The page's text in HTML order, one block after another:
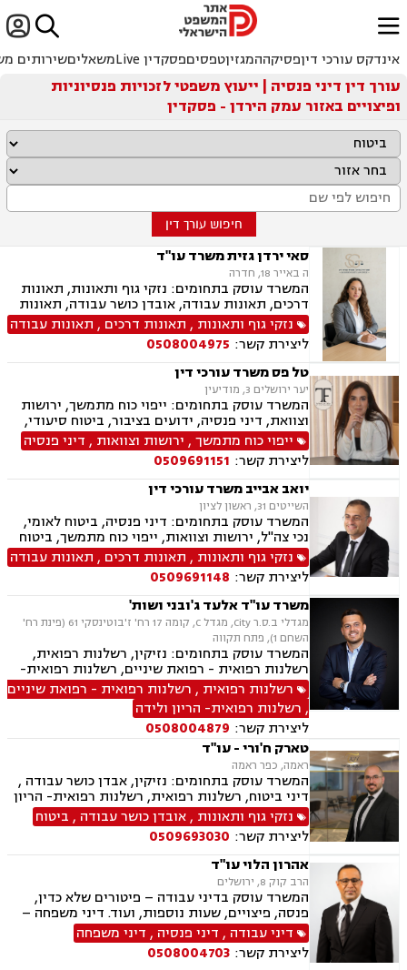

ﱐ
אינדקס עורכי דיןפסיקההמגזיןטפסיםפסקדין Live משאליםשירותים
עורך דין דיני פנסיה | ייעוץ משפטי לזכויות פנסיוניות
ופיצויים באזור עמק הירדן - פסקדין
חיפוש עורך דין
סאי ירדן גזית משרד עו"ד
ה באייר 18, חדרה
המשרד עוסק בתחומים: נזקי גוף ותאונות, תאונות
דרכים, תאונות עבודה, אובדן כושר עבודה, תאונות
תלמידים, תאונות ספורט, תאונות עקב רשלנות, צבא
ומשרד הביטחון, תביעות ביטוח ונזקי רכוש, ביטוח
סיעודי, פנסיה, הורות חד מינית, גישור
נזקי גוף ותאונות , תאונות דרכים , תאונות עבודה
ליצירת קשר: 0508004975
טל פס משרד עורכי דין
יער ירושלים 3, מודיעין
המשרד עוסק בתחומים: ייפוי כוח מתמשך, ירושות
וצוואת, דיני פנסיה, ידועים בציבור, ביטוח סיעודי,
תביעות ביטוח ונזקי רכוש
ייפוי כוח מתמשך, ירושות וצוואות , דיני פנסיה
ליצירת קשר: 0509691151
יואב אבייב משרד עורכי דין
השייטים 31, ראשון לציון
המשרד עוסק בתחומים: דיני פנסיה, ביטוח לאומי,
נכי צה"ל, ירושות וצוואות, ייפוי כוח מתמשך, ביטוח
סיעודי, תביעות ביטוח ונזקי רכוש, נזקי גוף ותאונות,
תאונות דרכים, תאונות עבודה, בריאות הנפש, אובדן
כושר עבודה, תאונות תלמידים, רשלנות רפואית.
נזקי גוף ותאונות , תאונות דרכים , תאונות עבודה
ליצירת קשר: 0509691148
משרד עו"ד אלעד ג'ובני ושות'
מגדלי ב.ס.ר City, מגדל C, קומה 17 רח' ז'בוטינסקי 61 (פינת רח'
השחם 1), פתח תקווה
המשרד עוסק בתחומים: נזיקין, רשלנות רפואית,
רשלנות רפואית - רפואת שיניים, רשלנות רפואית-
הריון ולידה, ביטוח לאומי, תאונות דרכים, תאונות
עבודה, תאונות ספורט, אבדן כושר עבודה , נזקי גוף,
תאונות תלמידים, ביטוח סיעודי , דיני פנסיה
רשלנות רפואית , רשלנות רפואית - רפואת שיניים
, רשלנות רפואית- הריון ולידה
ליצירת קשר: 0508004879
טארק ח'ורי - עו"ד
ראמה, כפר ראמה
המשרד עוסק בתחומים: נזיקין, אבדן כושר עבודה ,
דיני ביטוח, רשלנות רפואית, רשלנות רפואית- הריון
ולידה, רשלנות רפואית - רפואת שיניים, תאונות
דרכים, תאונות עבודה, תאונות ספורט, נזקי גוף,
תאונות תלמידים, נזקי רכוש, ביטוח לאומי, ביטוח
סיעודי , דיני פנסיה
נזקי גוף ותאונות ,אובדן כושר עבודה , ביטוח
ליצירת קשר: 0509693030
אהרון הלוי עו"ד
הרב קוק 8, ירושלים
המשרד עוסק בדיני עבודה – פיטורים שלא כדין,
פנסה, פיצויים, שעות נוספות, ועוד. דיני משפחה –
גירושין, משמורת, הסדרי ראייה, מזונות, ועוד.
דיני עבודה , דיני פנסיה , דיני משפחה
ליצירת קשר: 0508004703